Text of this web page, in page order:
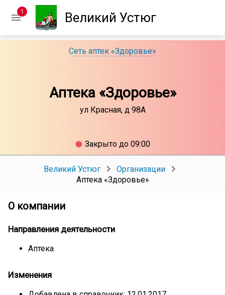
1 Великий Устюг
Сеть аптек «Здоровье»
Аптека «Здоровье»
ул Красная, д 98А
Закрыто до 09:00
Великий Устюг
Организации
Аптека «Здоровье»
О компании
Направления деятельности
Аптека
Изменения